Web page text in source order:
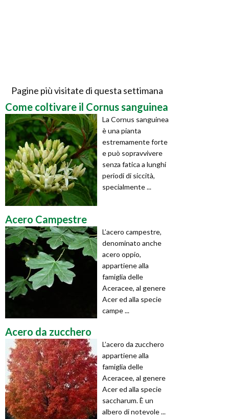
Pagine più visitate di questa settimana
Come coltivare il Cornus sanguinea
La Cornus sanguinea
è una pianta
estremamente forte
e può sopravvivere
senza fatica a lunghi
periodi di siccità,
specialmente ...
Acero Campestre
L’acero campestre,
denominato anche
acero oppio,
appartiene alla
famiglia delle
Aceracee, al genere
Acer ed alla specie
campe ...
Acero da zucchero
L’acero da zucchero
appartiene alla
famiglia delle
Aceracee, al genere
Acer ed alla specie
saccharum. È un
albero di notevole ...